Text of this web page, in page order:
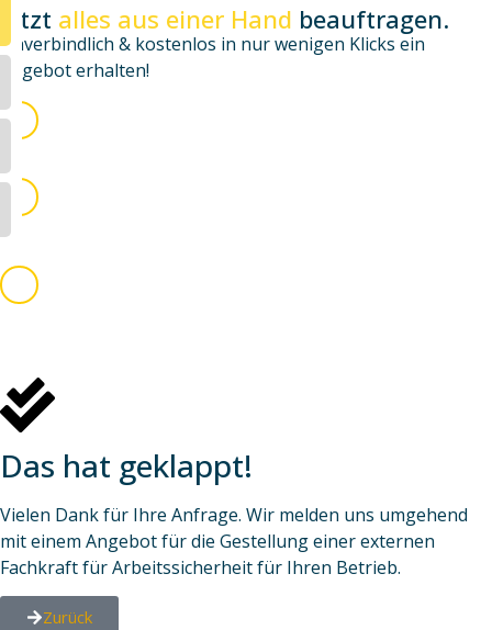
Jetzt alles aus einer Hand beauftragen.
Unverbindlich & kostenlos in nur wenigen Klicks ein
Angebot erhalten!
Das hat geklappt!
Vielen Dank für Ihre Anfrage. Wir melden uns umgehend
mit einem Angebot für die Gestellung einer externen
Fachkraft für Arbeitssicherheit für Ihren Betrieb.
Zurück